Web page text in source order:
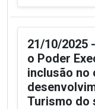
21/10/2025
o Poder
inclusão no
Turismo do